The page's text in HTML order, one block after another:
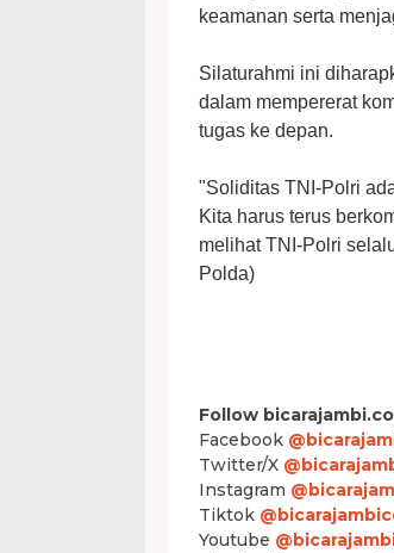
keamanan serta
Silaturahmi ini
dalam mempererat
tugas ke depan.
"Soliditas TNI-Polri
Kita harus terus
melihat TNI-Polri
Polda)
Follow
Facebook
Twitter/X
Instagram
Tiktok
Youtube